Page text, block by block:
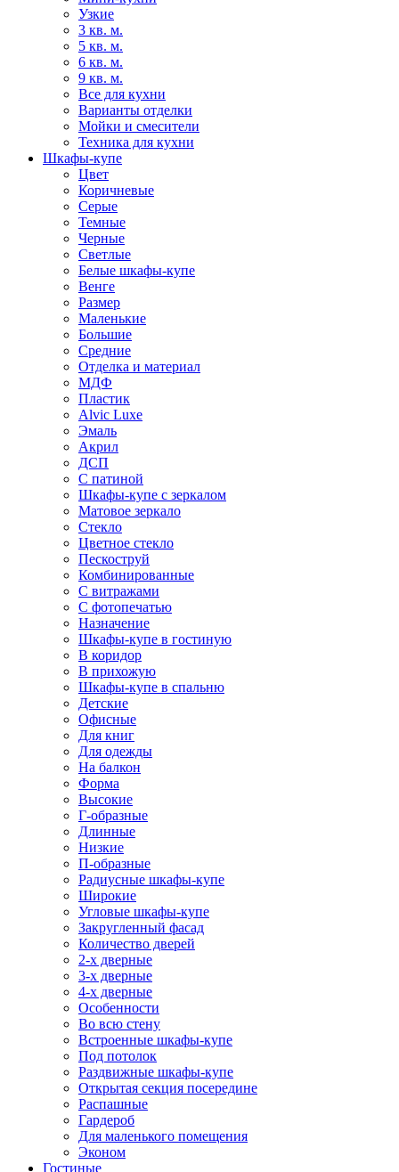
Узкие
3 кв. м.
5 кв. м.
6 кв. м.
9 кв. м.
Все для кухни
Варианты отделки
Мойки и смесители
Техника для кухни
Шкафы-купе
Цвет
Коричневые
Серые
Темные
Черные
Светлые
Белые шкафы-купе
Венге
Размер
Маленькие
Большие
Средние
Отделка и материал
МДФ
Пластик
Alvic Luxe
Эмаль
Акрил
ДСП
С патиной
Шкафы-купе с зеркалом
Матовое зеркало
Стекло
Цветное стекло
Пескоструй
Комбинированные
С витражами
С фотопечатью
Назначение
Шкафы-купе в гостиную
В коридор
В прихожую
Шкафы-купе в спальню
Детские
Офисные
Для книг
Для одежды
На балкон
Форма
Высокие
Г-образные
Длинные
Низкие
П-образные
Радиусные шкафы-купе
Широкие
Угловые шкафы-купе
Закругленный фасад
Количество дверей
2-х дверные
3-х дверные
4-х дверные
Особенности
Во всю стену
Встроенные шкафы-купе
Под потолок
Раздвижные шкафы-купе
Открытая секция посередине
Распашные
Гардероб
Для маленького помещения
Эконом
Гостиные